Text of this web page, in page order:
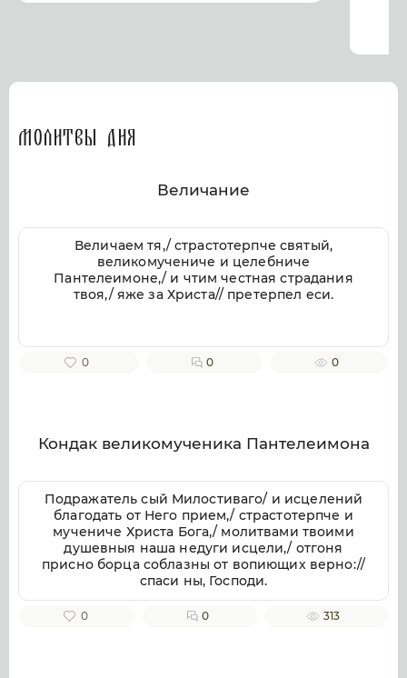
Молитвы дня
Величание
Величаем тя,/ страстотерпче святый,
великомучениче и целебниче
Пантелеимоне,/ и чтим честная страдания
твоя,/ яже за Христа// претерпел еси.
0 0 0
Кондак великомученика Пантелеимона
Подражатель сый Милостиваго/ и исцелений
благодать от Него прием,/ страстотерпче и
мучениче Христа Бога,/ молитвами твоими
душевныя наша недуги исцели,/ отгоня
присно борца соблазны от вопиющих верно://
спаси ны, Господи.
0 0 313